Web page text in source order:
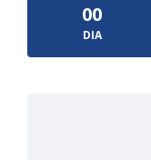
00
DIA